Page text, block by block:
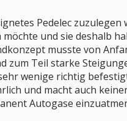
Pedelec
und sie deshalb
musste von
zum Teil starke
wenige richtig
und macht auch
Autogase